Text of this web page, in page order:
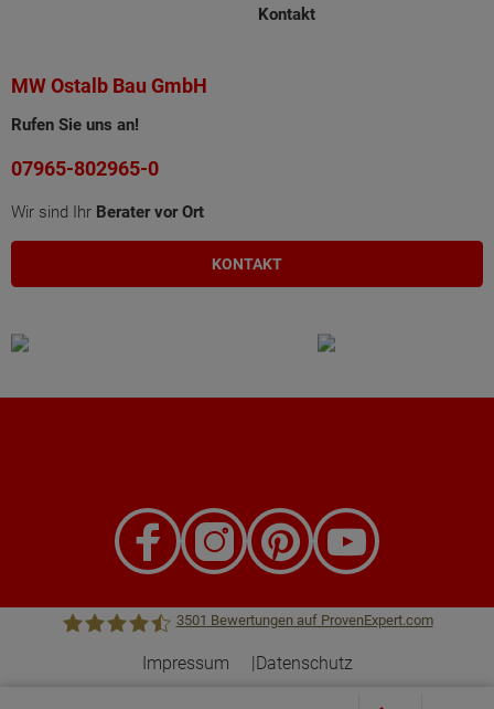
Kontakt
MW Ostalb Bau GmbH
Rufen Sie uns an!
07965-802965-0
Wir sind Ihr Berater vor Ort
KONTAKT
3501 Bewertungen auf ProvenExpert.com
Impressum Datenschutz